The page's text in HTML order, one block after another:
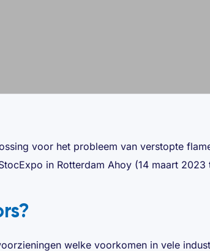
voor het probleem van verstopte
in Rotterdam Ahoy (14 maart
welke voorkomen in vele